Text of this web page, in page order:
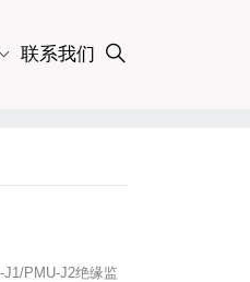
联系我们
J1/PMU-J2绝缘监